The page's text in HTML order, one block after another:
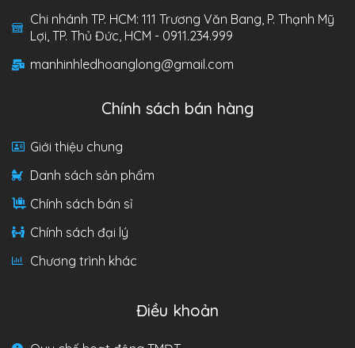
Chi nhánh TP. HCM: 111 Trương Văn Bang, P. Thạnh Mỹ
Lợi, TP. Thủ Đức, HCM - 0911.234.999
manhinhledhoanglong@gmail.com
Chính sách bán hàng
Giới thiệu chung
Danh sách sản phẩm
Chính sách bán sỉ
Chính sách đại lý
Chương trình khác
Điều khoản